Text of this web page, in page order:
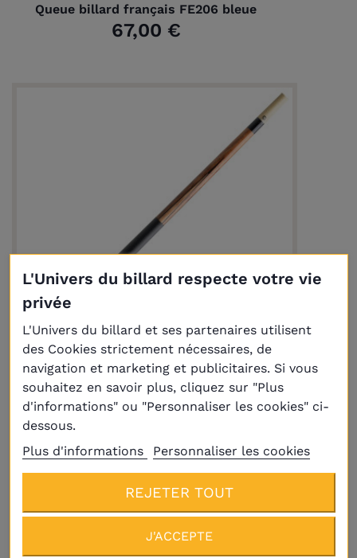
Queue billard français FE206 bleue
67,00 €
Queue McDermott CRM239 grip en cuir
noir 520 gr
L'Univers du billard respecte votre vie
privée
L'Univers du billard et ses partenaires utilisent
des Cookies strictement nécessaires, de
navigation et marketing et publicitaires. Si vous
souhaitez en savoir plus, cliquez sur "Plus
d'informations" ou "Personnaliser les cookies" ci-
dessous.
Plus d'informations
Personnaliser les cookies
REJETER TOUT
J'ACCEPTE